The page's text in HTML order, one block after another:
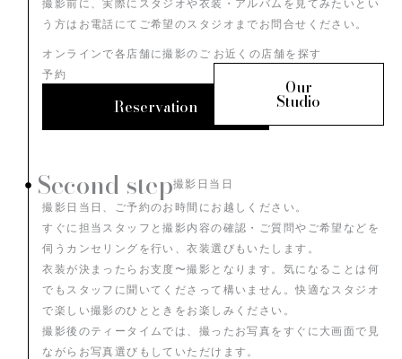
う方はお電話にてご希望のスタジオまでお問合せください。
オンラインで各店舗に撮影のご
予約
Reservation
お近くの店舗を探す
Our
Studio
Second step撮影日当日
撮影日当日、ご予約のお時間にお越しください。
すぐに担当スタッフと撮影内容の確認・ご質問やご希望などを
伺うカンセリングを行い、衣装選びもいたします。
衣装が決まったらお支度〜撮影となります。気になることは何
でもスタッフに聞いてくださって構いません。快適なスタジオ
で楽しい撮影のひとときをお楽しみください。
撮影後のティータイムでは、撮ったお写真をすぐに大画面で見
ながらお写真選びもしていただけます。